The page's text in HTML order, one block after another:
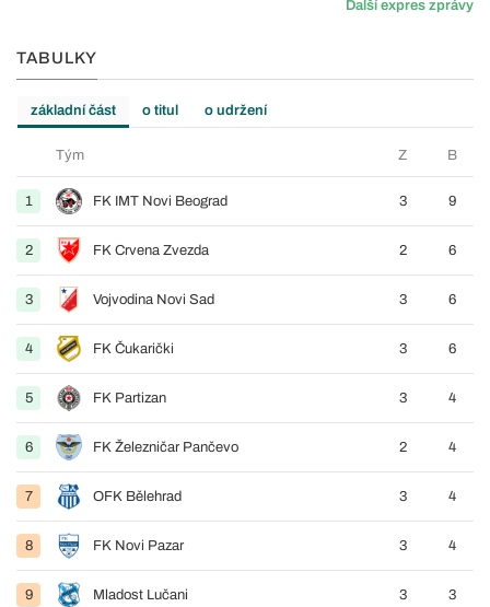
Další expres zprávy
TABULKY
základní část o titul o udržení
Tým Z B
1 FK IMT Novi Beograd 3 9
2 FK Crvena Zvezda 2 6
3 Vojvodina Novi Sad 3 6
4 FK Čukarički 3 6
5 FK Partizan 3 4
6 FK Železničar Pančevo 2 4
7 OFK Bělehrad 3 4
8 FK Novi Pazar 3 4
9 Mladost Lučani 3 3